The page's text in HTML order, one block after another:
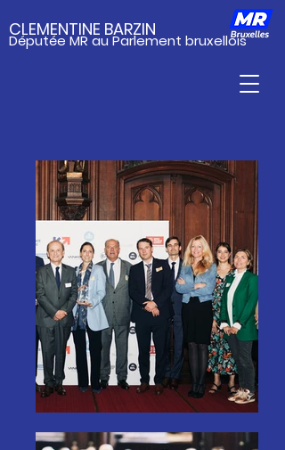
Députée MR au Parlement bruxellois
CLEMENTINE BARZIN